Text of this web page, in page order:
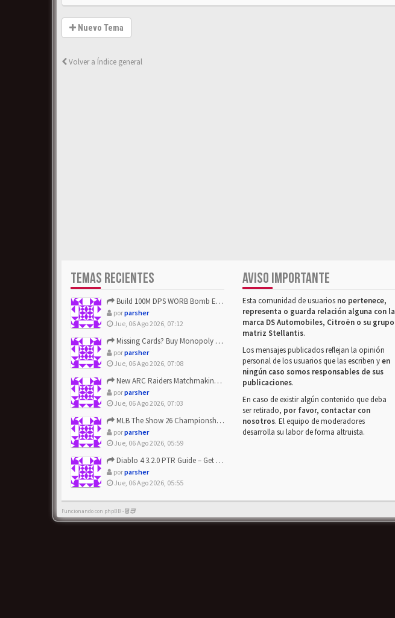
Nuevo Tema
Volver a Índice general
TEMAS RECIENTES
Build 100M DPS WORB Bomb Elementalist Fast - Grab POE Curren...
porparsher
Jue, 06 Ago 2026, 07:12
Missing Cards? Buy Monopoly Go Happy Harvest with Looney Tun...
porparsher
Jue, 06 Ago 2026, 07:08
New ARC Raiders Matchmaking Update: Stop Failed - Grab Bluep...
porparsher
Jue, 06 Ago 2026, 07:03
MLB The Show 26 Championship Series Update! Get Cheap & ...
porparsher
Jue, 06 Ago 2026, 05:59
Diablo 4 3.2.0 PTR Guide – Get 8% Off Items Quickly to Test ...
porparsher
Jue, 06 Ago 2026, 05:55
AVISO IMPORTANTE
Esta comunidad de usuarios no pertenece,
representa o guarda relación alguna con la
marca DS Automobiles, Citroën o su grupo
matriz Stellantis.
Los mensajes publicados reflejan la opinión
personal de los usuarios que las escriben yen
ningún caso somos responsables de sus
publicaciones.
En caso de existir algún contenido que deba
ser retirado, por favor, contactar con
nosotros. El equipo de moderadores
desarrolla su labor de forma altruista.
Funcionando con phpBB -